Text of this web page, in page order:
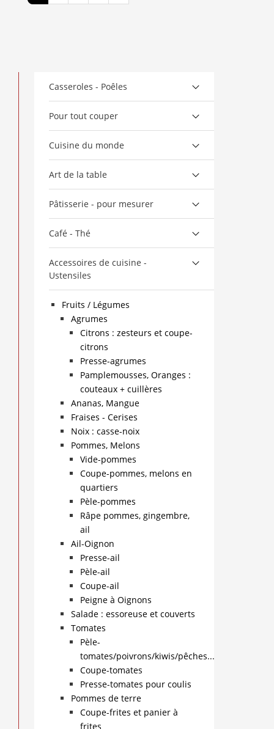
Casseroles - Poêles
Pour tout couper
Cuisine du monde
Art de la table
Pâtisserie - pour mesurer
Café - Thé
Accessoires de cuisine -
Ustensiles
Fruits / Légumes
Agrumes
Citrons : zesteurs et coupe-
citrons
Presse-agrumes
Pamplemousses, Oranges :
couteaux + cuillères
Ananas, Mangue
Fraises - Cerises
Noix : casse-noix
Pommes, Melons
Vide-pommes
Coupe-pommes, melons en
quartiers
Pèle-pommes
Râpe pommes, gingembre,
ail
Ail-Oignon
Presse-ail
Pèle-ail
Coupe-ail
Peigne à Oignons
Salade : essoreuse et couverts
Tomates
Pèle-
tomates/poivrons/kiwis/pêches...
Coupe-tomates
Presse-tomates pour coulis
Pommes de terre
Coupe-frites et panier à
frites